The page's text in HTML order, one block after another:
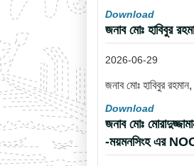
Download
জনাব মোঃ হাবিবুর
2026-06-29
জনাব মোঃ হাবিবুর
Download
জনাব মোঃ
-ময়মনসিংহ এর